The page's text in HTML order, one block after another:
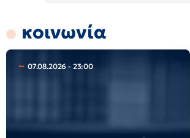
κοινωνία
07.08.2026 - 23:00